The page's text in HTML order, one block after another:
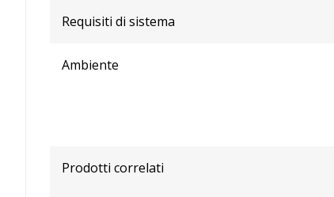
Requisiti di sistema
Ambiente
Prodotti correlati